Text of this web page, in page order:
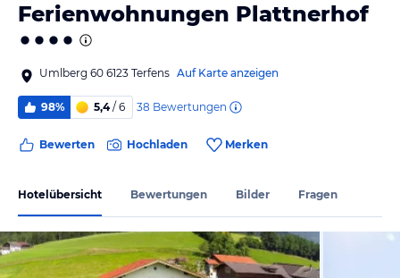
Ferienwohnungen Plattnerhof
Umlberg 60 6123 Terfens Auf Karte anzeigen
98% 5,4/ 6 38 Bewertungen
Bewerten Hochladen Merken
Hotelübersicht Bewertungen Bilder Fragen